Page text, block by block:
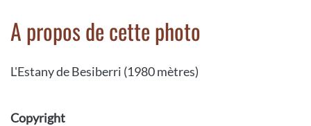
A propos de cette photo
L'Estany de Besiberri (1980 mètres)
Copyright